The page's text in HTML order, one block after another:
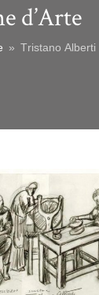
d’Arte
» Tristano Alberti